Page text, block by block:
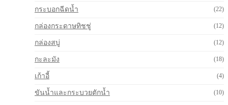
กระบอกฉีดน้ำ (22)
กล่องกระดาษทิชชู่ (12)
กล่องสบู่ (12)
กะละมัง (18)
เก้าอี้ (4)
ขันน้ำและกระบวยตักน้ำ (10)